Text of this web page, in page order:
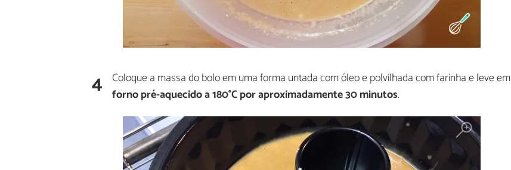
4 Coloque a massa do bolo em uma forma untada com óleo e polvilhada com farinha e leve em
forno pré-aquecido a 180°C por aproximadamente 30 minutos.